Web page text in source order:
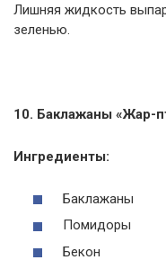
Лишняя жидкость
зеленью.
10. Баклажаны «Жар-
Ингредиенты:
Баклажаны
Помидоры
Бекон